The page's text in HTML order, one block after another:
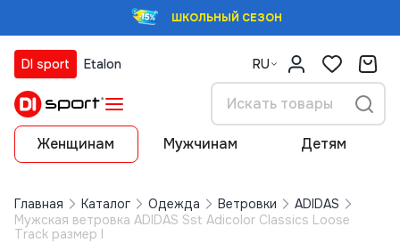
ШКОЛЬНЫЙ СЕЗОН
DI sport Etalon RU
Женщинам Мужчинам Детям
Главная Каталог Одежда Ветровки
ADIDAS
Мужская ветровка ADIDAS Sst Adicolor Classics Loose
Track размер l